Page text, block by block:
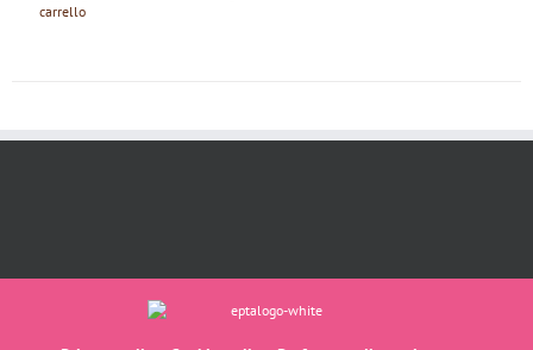
carrello